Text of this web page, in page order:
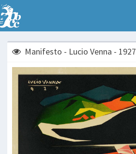
Manifesto - Lucio Venna - 1927